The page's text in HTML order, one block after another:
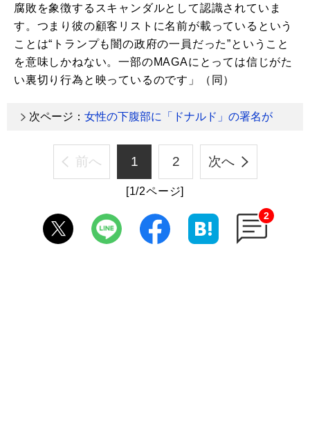
腐敗を象徴するスキャンダルとして認識されていま
す。つまり彼の顧客リストに名前が載っているという
ことは“トランプも闇の政府の一員だった”ということ
を意味しかねない。一部のMAGAにとっては信じがた
い裏切り行為と映っているのです」（同）
次ページ： 女性の下腹部に「ドナルド」の署名が
前へ 1 2 次へ
[1/2ページ]
2